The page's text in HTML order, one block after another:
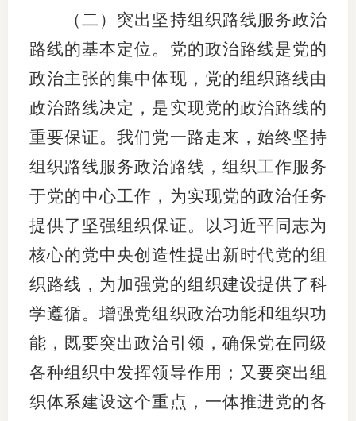
（二）突出坚持组织路线服务政治
路线的基本定位。党的政治路线是党的
政治主张的集中体现，党的组织路线由
政治路线决定，是实现党的政治路线的
重要保证。我们党一路走来，始终坚持
组织路线服务政治路线，组织工作服务
于党的中心工作，为实现党的政治任务
提供了坚强组织保证。以习近平同志为
核心的党中央创造性提出新时代党的组
织路线，为加强党的组织建设提供了科
学遵循。增强党组织政治功能和组织功
能，既要突出政治引领，确保党在同级
各种组织中发挥领导作用；又要突出组
织体系建设这个重点，一体推进党的各